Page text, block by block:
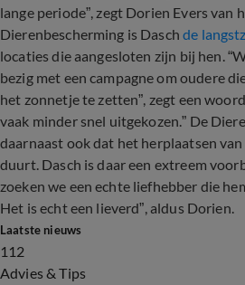
lange periode”, zegt Dorien Evers van
Dierenbescherming is Daschde
locaties die aangesloten zijn bij hen.
bezig met een campagne om oudere
het zonnetje te zetten”, zegt een
vaak minder snel uitgekozen.” De
daarnaast ook dat het herplaatsen
duurt. Dasch is daar een extreem
zoeken we een echte liefhebber die
Het is echt een lieverd”, aldus Dorien.
Laatste nieuws
112
Advies & Tips